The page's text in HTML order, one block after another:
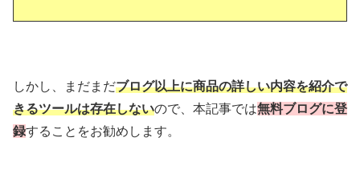
しかし、まだまだブログ以上に商品の詳しい内容を紹介で
きるツールは存在しないので、本記事では無料ブログに登
録することをお勧めします。